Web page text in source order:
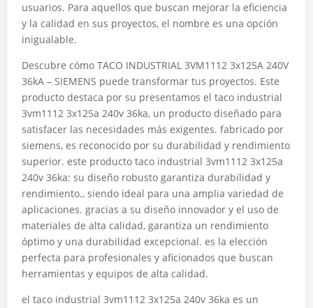
usuarios. Para aquellos que buscan mejorar la eficiencia
y la calidad en sus proyectos, el nombre es una opción
inigualable.
Descubre cómo TACO INDUSTRIAL 3VM1112 3x125A 240V
36kA – SIEMENS puede transformar tus proyectos. Este
producto destaca por su presentamos el taco industrial
3vm1112 3x125a 240v 36ka, un producto diseñado para
satisfacer las necesidades más exigentes. fabricado por
siemens, es reconocido por su durabilidad y rendimiento
superior. este producto taco industrial 3vm1112 3x125a
240v 36ka: su diseño robusto garantiza durabilidad y
rendimiento., siendo ideal para una amplia variedad de
aplicaciones. gracias a su diseño innovador y el uso de
materiales de alta calidad, garantiza un rendimiento
óptimo y una durabilidad excepcional. es la elección
perfecta para profesionales y aficionados que buscan
herramientas y equipos de alta calidad.
el taco industrial 3vm1112 3x125a 240v 36ka es un